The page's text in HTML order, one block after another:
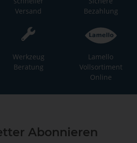
Versand
Bezahlung
Werkzeug
Beratung
Lamello
Vollsortiment
Online
Abonnieren